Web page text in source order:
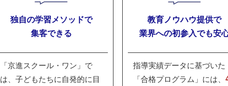
独自の学習メソッドで
集客できる
「京進スクール・ワン」で
は、子どもたちに自発的に目
教育ノウハウ提供で
業界への初参入でも安
指導実績データに基づいた
「合格プログラム」には、